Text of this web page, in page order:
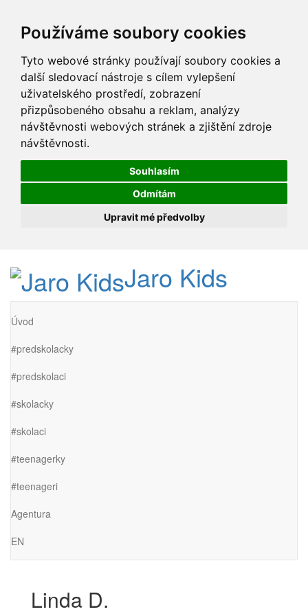
Používáme soubory cookies
Tyto webové stránky používají soubory cookies a
další sledovací nástroje s cílem vylepšení
uživatelského prostředí, zobrazení
přizpůsobeného obsahu a reklam, analýzy
návštěvnosti webových stránek a zjištění zdroje
návštěvnosti.
Souhlasím
Odmítám
Upravit mé předvolby
Jaro Kids
Úvod
#predskolacky
#predskolaci
#skolacky
#skolaci
#teenagerky
#teenageri
Agentura
EN
Linda D.